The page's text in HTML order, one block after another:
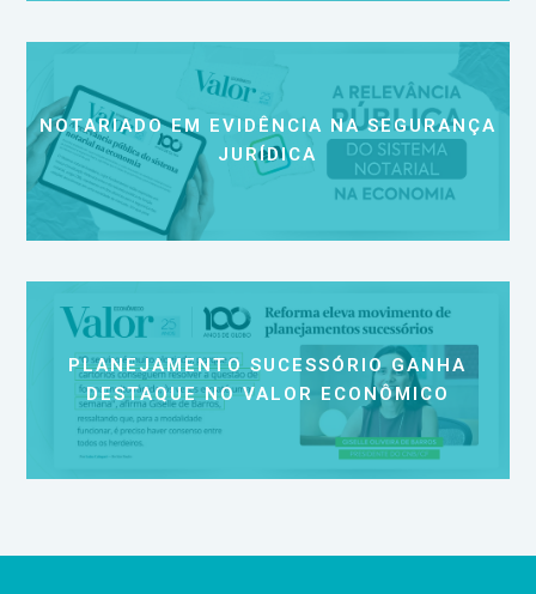
NOTARIADO EM EVIDÊNCIA NA SEGURANÇA
JURÍDICA
PLANEJAMENTO SUCESSÓRIO GANHA
DESTAQUE NO VALOR ECONÔMICO